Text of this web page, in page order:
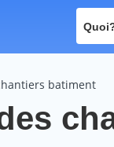
batiment